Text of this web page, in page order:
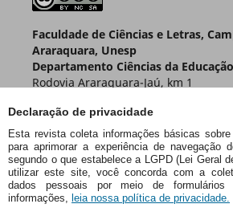
Declaração de privacidade
Esta revista coleta informações básicas
para aprimorar a experiência de navegação
segundo o que estabelece a LGPD (Lei Geral
utilizar este site, você concorda com a
dados pessoais por meio de
informações, leia nossa política de privacidade.
Faculdade de Ciências e Letras,
Araraquara, Unesp
Departamento Ciências da Educação
Rodovia Araraquara-Jaú, km 1
Araraquara – SP – Brasil